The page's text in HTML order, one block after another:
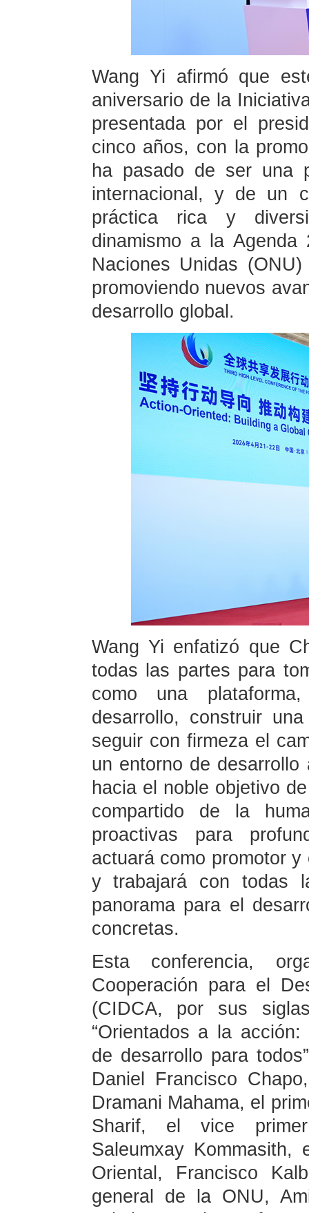
Wang Yi afirmó que
aniversario de la
presentada por el
cinco años, con la
ha pasado de ser una
internacional, y de un
práctica rica y
dinamismo a la
Naciones Unidas
promoviendo nuevos
desarrollo global.
Wang Yi enfatizó que
todas las partes para
como una
desarrollo, construir
seguir con firmeza el
un entorno de
hacia el noble objetivo
compartido de la
proactivas para
actuará como promotor
y trabajará con todas
panorama para el
concretas.
Esta conferencia,
Cooperación para el
(CIDCA, por sus
“Orientados a la
de desarrollo para
Daniel Francisco
Dramani Mahama, el
Sharif, el vice
Saleumxay
Oriental, Francisco
general de la ONU,